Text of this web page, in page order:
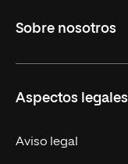
Maestrías
Sobre nosotros
Trabaja en UNIR
Actualidad UNIR
Aspectos legales
Aviso legal